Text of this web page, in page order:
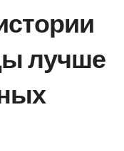
лучше